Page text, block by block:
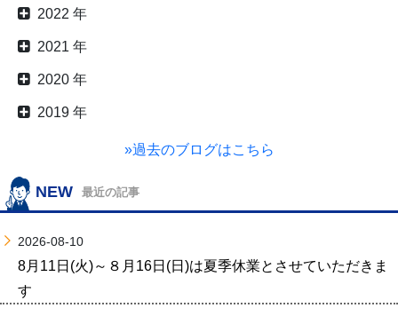
2022 年
2021 年
2020 年
2019 年
»過去のブログはこちら
NEW 最近の記事
2026-08-10
8月11日(火)～８月16日(日)は夏季休業とさせていただきま
す